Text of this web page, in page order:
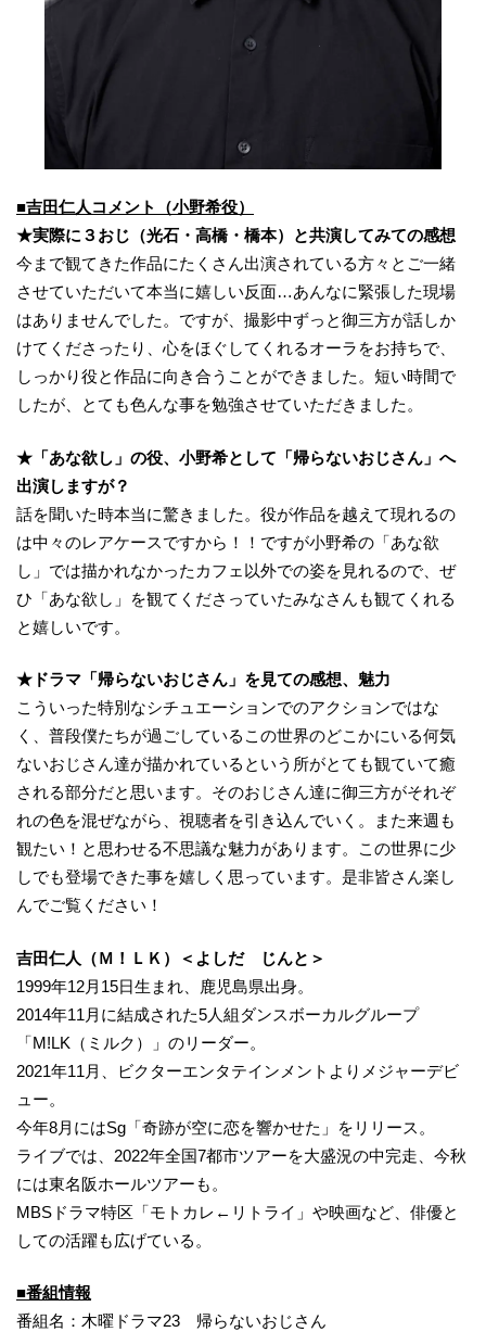
■吉田仁人コメント（小野希役）
★実際に３おじ（光石・高橋・橋本）と共演してみての感想
今まで観てきた作品にたくさん出演されている方々とご一緒
させていただいて本当に嬉しい反面…あんなに緊張した現場
はありませんでした。ですが、撮影中ずっと御三方が話しか
けてくださったり、心をほぐしてくれるオーラをお持ちで、
しっかり役と作品に向き合うことができました。短い時間で
したが、とても色んな事を勉強させていただきました。
★「あな欲し」の役、小野希として「帰らないおじさん」へ
出演しますが？
話を聞いた時本当に驚きました。役が作品を越えて現れるの
は中々のレアケースですから！！ですが小野希の「あな欲
し」では描かれなかったカフェ以外での姿を見れるので、ぜ
ひ「あな欲し」を観てくださっていたみなさんも観てくれる
と嬉しいです。
★ドラマ「帰らないおじさん」を見ての感想、魅力
こういった特別なシチュエーションでのアクションではな
く、普段僕たちが過ごしているこの世界のどこかにいる何気
ないおじさん達が描かれているという所がとても観ていて癒
される部分だと思います。そのおじさん達に御三方がそれぞ
れの色を混ぜながら、視聴者を引き込んでいく。また来週も
観たい！と思わせる不思議な魅力があります。この世界に少
しでも登場できた事を嬉しく思っています。是非皆さん楽し
んでご覧ください！
吉田仁人（Ｍ！ＬＫ）＜よしだ じんと＞
1999年12月15日生まれ、鹿児島県出身。
2014年11月に結成された5人組ダンスボーカルグループ
「M!LK（ミルク）」のリーダー。
2021年11月、ビクターエンタテインメントよりメジャーデビ
ュー。
今年8月にはSg「奇跡が空に恋を響かせた」をリリース。
ライブでは、2022年全国7都市ツアーを大盛況の中完走、今秋
には東名阪ホールツアーも。
MBSドラマ特区「モトカレ←リトライ」や映画など、俳優と
しての活躍も広げている。
■番組情報
番組名：木曜ドラマ23 帰らないおじさん